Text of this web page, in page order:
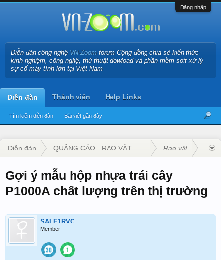
Đăng nhập
Diễn đàn công nghệ VN-Zoom forum Cộng đồng chia sẻ kiến thức
kinh nghiệm, công nghệ, thủ thuật dowload và phần mềm soft xử lý
sự cố máy tính lớn tại Việt Nam
Diễn đàn
Tìm kiếm diễn đàn Bài viết gần đây
Thành viên Help Links
Diễn đàn QUẢNG CÁO - RAO VẶT - KINH DOANH
Rao vặt
Gợi ý mẫu hộp nhựa trái cây
P1000A chất lượng trên thị trường
SALE1RVC
Member